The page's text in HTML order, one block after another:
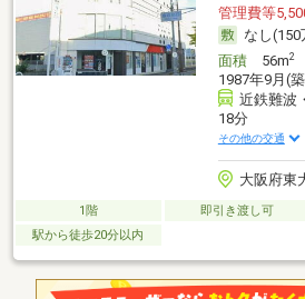
管理費等
なし(150
面積56m2
1987年9月(
近鉄難波
18分
その他の交通
大阪府東
1階 即引き渡し可
駅から徒歩20分以内